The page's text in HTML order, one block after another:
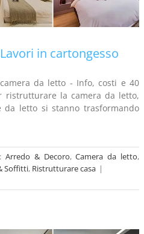
in cartongesso
da letto - Info, costi e 40
ristrutturare la camera da letto,
da letto si stanno trasformando
Arredo & Decoro,Camera da letto,
Soffitti, Ristrutturare casa |